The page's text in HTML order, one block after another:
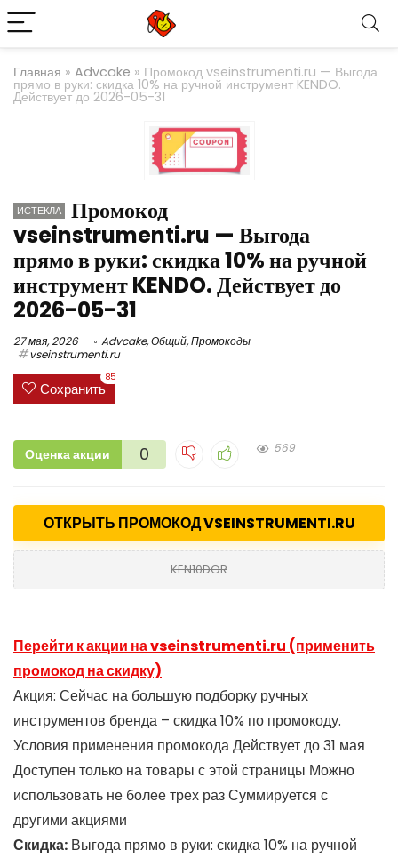
Главная » Advcake » Промокод vseinstrumenti.ru — Выгода
прямо в руки: скидка 10% на ручной инструмент KENDO.
Действует до 2026-05-31
ИСТЕКЛА
Промокод
vseinstrumenti.ru — Выгода
прямо в руки: скидка 10% на ручной
инструмент KENDO. Действует до
2026-05-31
27 мая, 2026 Advcake,Общий,Промокоды
vseinstrumenti.ru
Сохранить
85
Оценка акции 0 569
ОТКРЫТЬ ПРОМОКОД VSEINSTRUMENTI.RU
KEN10DOR
Перейти к акции на vseinstrumenti.ru (применить
промокод на скидку)
Акция: Сейчас на большую подборку ручных
инструментов бренда – скидка 10% по промокоду.
Условия применения промокода Действует до 31 мая
Доступен только на товары с этой страницы Можно
использовать не более трех раз Суммируется с
другими акциями
Скидка: Выгода прямо в руки: скидка 10% на ручной